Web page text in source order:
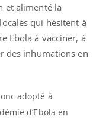
et alimenté la
qui hésitent à
Ebola à vacciner, à
des inhumations en
adopté à
d’Ebola en